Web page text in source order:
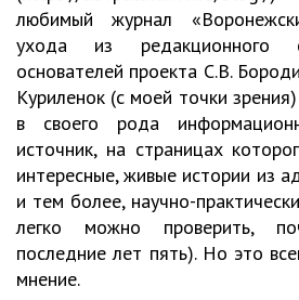
любимый журнал
ухода из редакционного
основателей проекта С.В.
Куриленок (с моей точки
в своего рода
источник, на страницах
интересные, живые истории из
и тем более, научно-
легко можно проверить,
последние лет пять). Но это
мнение.